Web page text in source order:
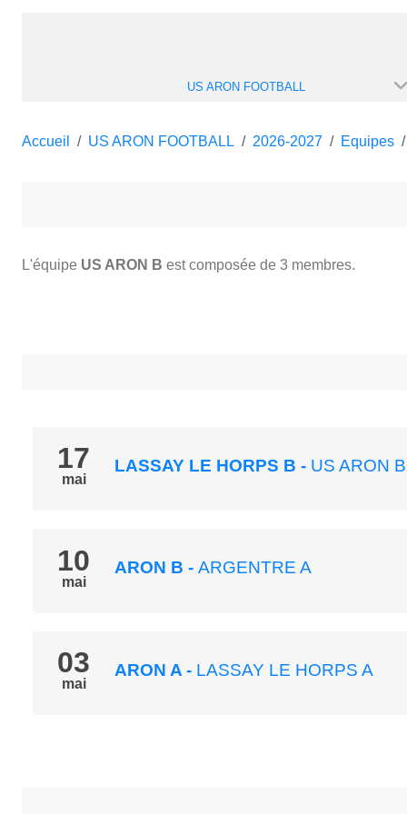
US ARON FOOTBALL
Accueil US ARON FOOTBALL 2026-2027 Equipes
L'équipe US ARON B est composée de 3 membres.
17
mai
LASSAY LE HORPS B - US ARON B
10
mai
ARON B - ARGENTRE A
03
mai
ARON A - LASSAY LE HORPS A